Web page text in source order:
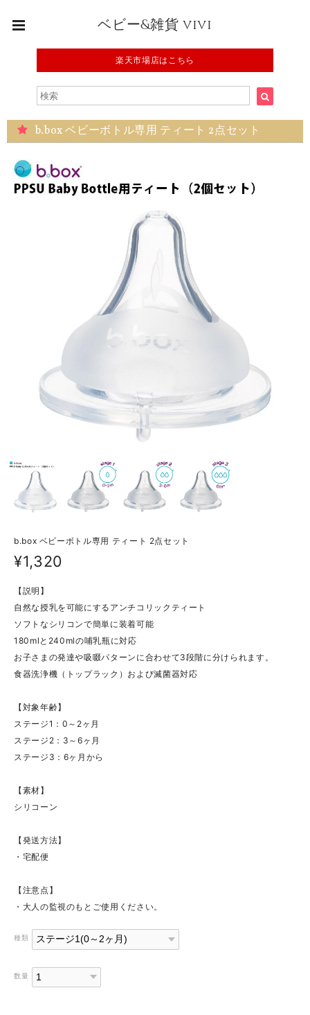
ベビー&雑貨 vivi
楽天市場店はこちら
b.box ベビーボトル専用 ティート 2点セット
b.box ベビーボトル専用 ティート 2点セット
¥1,320
【説明】
自然な授乳を可能にするアンチコリックティート
ソフトなシリコンで簡単に装着可能
180mlと240mlの哺乳瓶に対応
お子さまの発達や吸啜パターンに合わせて3段階に分けられます。
食器洗浄機（トップラック）および滅菌器対応
【対象年齢】
ステージ1：0～2ヶ月
ステージ2：3～6ヶ月
ステージ3：6ヶ月から
【素材】
シリコーン
【発送方法】
・宅配便
【注意点】
・大人の監視のもとご使用ください。
種類
数量